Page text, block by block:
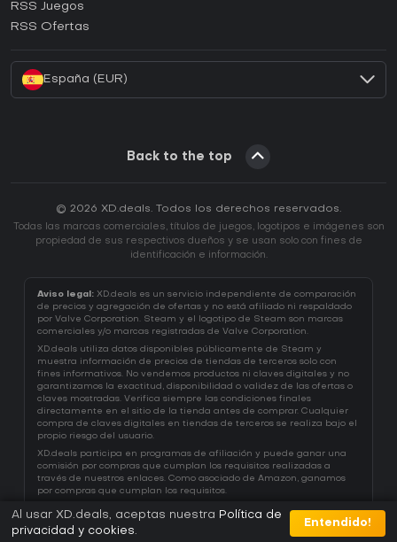
RSS Juegos
RSS Ofertas
España (EUR)
Back to the top
© 2026 XD.deals. Todos los derechos reservados.
Todas las marcas comerciales, títulos de juegos, logotipos e imágenes son
propiedad de sus respectivos dueños y se usan solo con fines de
identificación e información.
Aviso legal: XD.deals es un servicio independiente de comparación
de precios y agregación de ofertas y no está afiliado ni respaldado
por Valve Corporation. Steam y el logotipo de Steam son marcas
comerciales y/o marcas registradas de Valve Corporation.
XD.deals utiliza datos disponibles públicamente de Steam y
muestra información de precios de tiendas de terceros solo con
fines informativos. No vendemos productos ni claves digitales y no
garantizamos la exactitud, disponibilidad o validez de las ofertas o
claves mostradas. Verifica siempre las condiciones finales
directamente en el sitio de la tienda antes de comprar. Cualquier
compra de claves digitales en tiendas de terceros se realiza bajo el
propio riesgo del usuario.
XD.deals participa en programas de afiliación y puede ganar una
comisión por compras que cumplan los requisitos realizadas a
través de nuestros enlaces. Como asociado de Amazon, ganamos
por compras que cumplan los requisitos.
Al usar XD.deals, aceptas nuestra Política de
privacidad y cookies
Entendido!